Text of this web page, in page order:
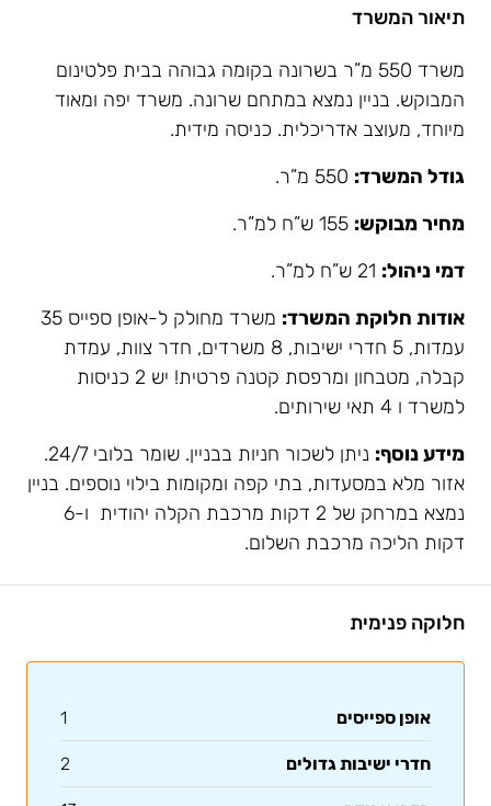
תיאור המשרד
משרד 550 מ”ר בשרונה בקומה גבוהה בבית פלטינום
המבוקש. בניין נמצא במתחם שרונה. משרד יפה ומאוד
מיוחד, מעוצב אדריכלית. כניסה מידית.
גודל המשרד:
מחיר מבוקש:
דמי ניהול:
אודות חלוקת המשרד:
משרד מחולק ל-אופן ספייס 35
עמדות, 5 חדרי ישיבות, 8 משרדים, חדר צוות, עמדת
קבלה, מטבחון ומרפסת קטנה פרטית! יש 2 כניסות
למשרד ו 4 תאי שירותים.
מידע נוסף:
ניתן לשכור חניות בבניין. שומר בלובי 24/7.
אזור מלא במסעדות, בתי קפה ומקומות בילוי נוספים. בניין
נמצא במרחק של 2 דקות מרכבת הקלה יהודית ו-6
דקות הליכה מרכבת השלום.
חלוקה פנימית
אופן ספייסים 1
חדרי ישיבות גדולים 2